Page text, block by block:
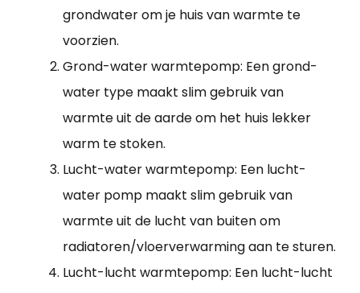
grondwater om je huis van warmte te
voorzien.
Grond-water warmtepomp: Een grond-
water type maakt slim gebruik van
warmte uit de aarde om het huis lekker
warm te stoken.
Lucht-water warmtepomp: Een lucht-
water pomp maakt slim gebruik van
warmte uit de lucht van buiten om
radiatoren/vloerverwarming aan te sturen.
Lucht-lucht warmtepomp: Een lucht-lucht